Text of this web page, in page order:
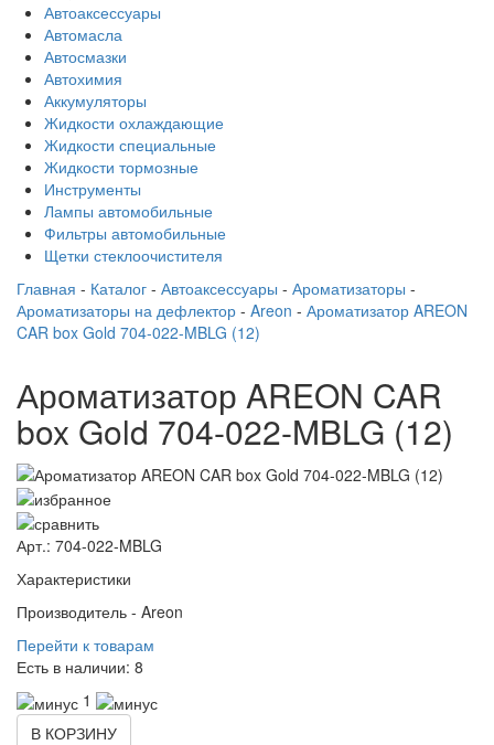
Автоаксессуары
Автомасла
Автосмазки
Автохимия
Аккумуляторы
Жидкости охлаждающие
Жидкости специальные
Жидкости тормозные
Инструменты
Лампы автомобильные
Фильтры автомобильные
Щетки стеклоочистителя
Главная - Каталог - Автоаксессуары - Ароматизаторы -
Ароматизаторы на дефлектор - Areon - Ароматизатор AREON
CAR box Gold 704-022-MBLG (12)
Ароматизатор AREON CAR
box Gold 704-022-MBLG (12)
Арт.: 704-022-MBLG
Характеристики
Производитель - Areon
Перейти к товарам
Есть в наличии: 8
1
В КОРЗИНУ